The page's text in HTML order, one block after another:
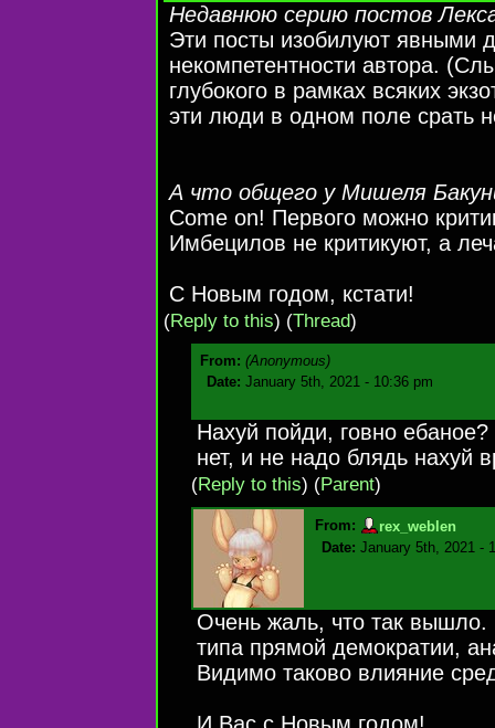
Недавнюю серию постов
Эти посты изобилуют явными
некомпетентности автора.
глубокого в рамках всяких
эти люди в одном поле срать
А что общего у Мишеля
Come on! Первого можно
Имбецилов не критикуют, а
С Новым годом, кстати!
(Reply to this) (Thread)
From: (Anonymous)
Date: January 5th, 2021 - 10:36 pm
Нахуй пойди, говно
нет, и не надо блядь нахуй
(Reply to this) (Parent)
From:
rex_weblen
Date: January 5th, 2021 -
Очень жаль, что так вышло.
типа прямой демократии,
Видимо таково влияние